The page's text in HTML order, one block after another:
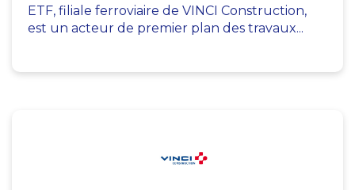
ETF, filiale ferroviaire de VINCI Construction,
est un acteur de premier plan des travaux...